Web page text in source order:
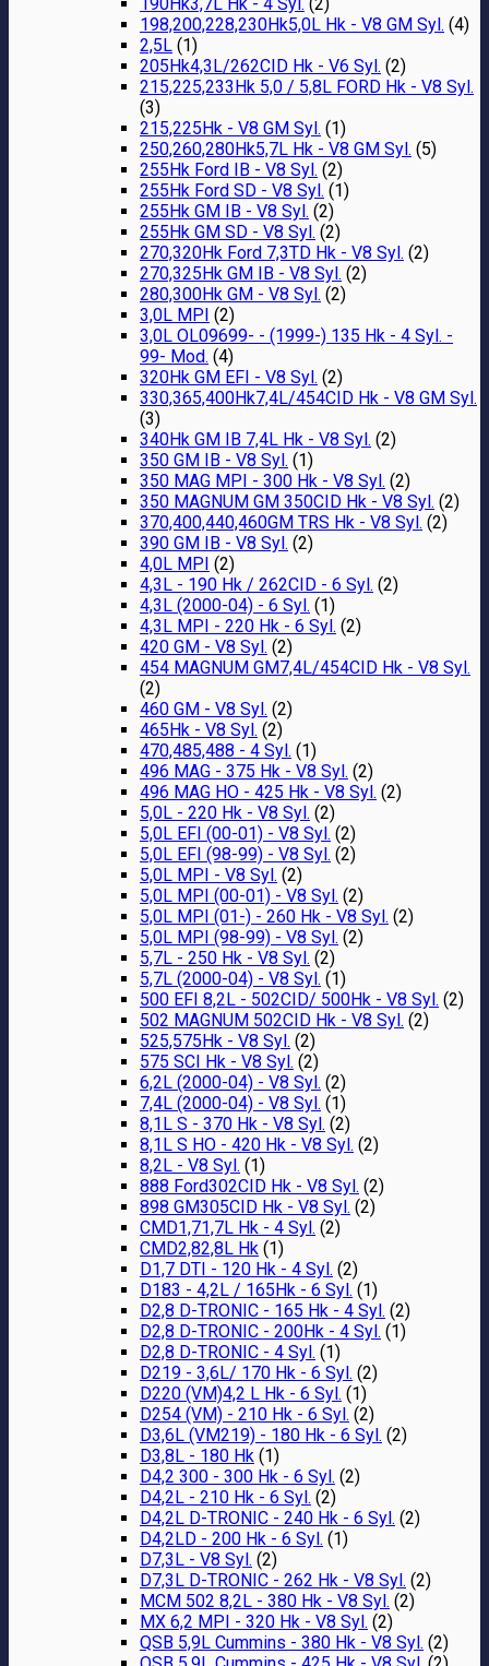
198,200,228,230Hk5,0L Hk - V8 GM Syl. (4)
2,5L (1)
205Hk4,3L/262CID Hk - V6 Syl. (2)
215,225,233Hk 5,0 / 5,8L FORD Hk - V8 Syl.
(3)
215,225Hk - V8 GM Syl. (1)
250,260,280Hk5,7L Hk - V8 GM Syl. (5)
255Hk Ford IB - V8 Syl. (2)
255Hk Ford SD - V8 Syl. (1)
255Hk GM IB - V8 Syl. (2)
255Hk GM SD - V8 Syl. (2)
270,320Hk Ford 7,3TD Hk - V8 Syl. (2)
270,325Hk GM IB - V8 Syl. (2)
280,300Hk GM - V8 Syl. (2)
3,0L MPI (2)
3,0L OL09699- - (1999-) 135 Hk - 4 Syl. -
99- Mod. (4)
320Hk GM EFI - V8 Syl. (2)
330,365,400Hk7,4L/454CID Hk - V8 GM Syl.
(3)
340Hk GM IB 7,4L Hk - V8 Syl. (2)
350 GM IB - V8 Syl. (1)
350 MAG MPI - 300 Hk - V8 Syl. (2)
350 MAGNUM GM 350CID Hk - V8 Syl. (2)
370,400,440,460GM TRS Hk - V8 Syl. (2)
390 GM IB - V8 Syl. (2)
4,0L MPI (2)
4,3L - 190 Hk / 262CID - 6 Syl. (2)
4,3L (2000-04) - 6 Syl. (1)
4,3L MPI - 220 Hk - 6 Syl. (2)
420 GM - V8 Syl. (2)
454 MAGNUM GM7,4L/454CID Hk - V8 Syl.
(2)
460 GM - V8 Syl. (2)
465Hk - V8 Syl. (2)
470,485,488 - 4 Syl. (1)
496 MAG - 375 Hk - V8 Syl. (2)
496 MAG HO - 425 Hk - V8 Syl. (2)
5,0L - 220 Hk - V8 Syl. (2)
5,0L EFI (00-01) - V8 Syl. (2)
5,0L EFI (98-99) - V8 Syl. (2)
5,0L MPI - V8 Syl. (2)
5,0L MPI (00-01) - V8 Syl. (2)
5,0L MPI (01-) - 260 Hk - V8 Syl. (2)
5,0L MPI (98-99) - V8 Syl. (2)
5,7L - 250 Hk - V8 Syl. (2)
5,7L (2000-04) - V8 Syl. (1)
500 EFI 8,2L - 502CID/ 500Hk - V8 Syl. (2)
502 MAGNUM 502CID Hk - V8 Syl. (2)
525,575Hk - V8 Syl. (2)
575 SCI Hk - V8 Syl. (2)
6,2L (2000-04) - V8 Syl. (2)
7,4L (2000-04) - V8 Syl. (1)
8,1L S - 370 Hk - V8 Syl. (2)
8,1L S HO - 420 Hk - V8 Syl. (2)
8,2L - V8 Syl. (1)
888 Ford302CID Hk - V8 Syl. (2)
898 GM305CID Hk - V8 Syl. (2)
CMD1,71,7L Hk - 4 Syl. (2)
CMD2,82,8L Hk (1)
D1,7 DTI - 120 Hk - 4 Syl. (2)
D183 - 4,2L / 165Hk - 6 Syl. (1)
D2,8 D-TRONIC - 165 Hk - 4 Syl. (2)
D2,8 D-TRONIC - 200Hk - 4 Syl. (1)
D2,8 D-TRONIC - 4 Syl. (1)
D219 - 3,6L/ 170 Hk - 6 Syl. (2)
D220 (VM)4,2 L Hk - 6 Syl. (1)
D254 (VM) - 210 Hk - 6 Syl. (2)
D3,6L (VM219) - 180 Hk - 6 Syl. (2)
D3,8L - 180 Hk (1)
D4,2 300 - 300 Hk - 6 Syl. (2)
D4,2L - 210 Hk - 6 Syl. (2)
D4,2L D-TRONIC - 240 Hk - 6 Syl. (2)
D4,2LD - 200 Hk - 6 Syl. (1)
D7,3L - V8 Syl. (2)
D7,3L D-TRONIC - 262 Hk - V8 Syl. (2)
MCM 502 8,2L - 380 Hk - V8 Syl. (2)
MX 6,2 MPI - 320 Hk - V8 Syl. (2)
QSB 5,9L Cummins - 380 Hk - V8 Syl. (2)